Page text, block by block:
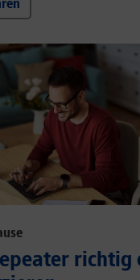
richtig